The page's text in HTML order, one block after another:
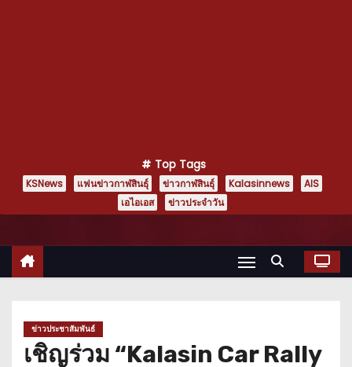
Top Tags
KSNews แฟนข่าวกาฬสินธุ์ ข่าวกาฬสินธุ์ Kalasinnews
AIS
เอไอเอส
ข่าวประจำวัน
ข่าวประชาสัมพันธ์
เชิญร่วม “Kalasin Car Rally